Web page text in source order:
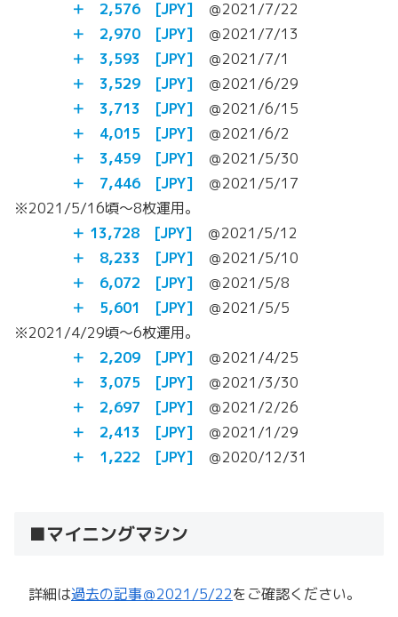
＋ 2,576 [JPY] ＠2021/7/22
＋ 2,970 [JPY] ＠2021/7/13
＋ 3,593 [JPY] ＠2021/7/1
＋ 3,529 [JPY] ＠2021/6/29
＋ 3,713 [JPY] ＠2021/6/15
＋ 4,015 [JPY] ＠2021/6/2
＋ 3,459 [JPY] ＠2021/5/30
＋
7,446 [JPY] ＠2021/5/17
※2021/5/16頃～8枚運用。
＋ 13,728 [JPY] ＠2021/5/12
＋ 8,233 [JPY] ＠2021/5/10
＋ 6,072 [JPY] ＠2021/5/8
＋ 5,601 [JPY] ＠2021/5/5
※2021/4/29頃～6枚運用。
＋ 2,209 [JPY] ＠2021/4/25
＋ 3,075 [JPY] ＠2021/3/30
＋ 2,697 [JPY] ＠2021/2/26
＋ 2,413 [JPY] ＠2021/1/29
＋ 1,222 [JPY] ＠2020/12/31
■マイニングマシン
詳細は過去の記事＠2021/5/22をご確認ください。